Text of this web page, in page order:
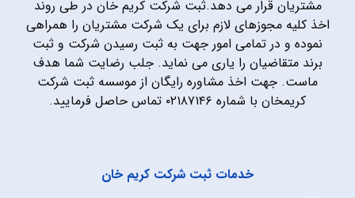
مشتریان قرار می دهد.ثبت شرکت کریم خان در طی روند
اخذ کلیه مجوزهای لازم برای یک شرکت مشتریان را همراهی
نموده و در تمامی امور جهت به ثبت رسیدن شرکت و ثبت
برند متقاضیان را یاری می نماید. جلب رضایت شما هدف
ماست. جهت اخذ مشاوره رایگان از موسسه ثبت شرکت
کریمخان با شماره ۰۲۱۸۷۱۴۶ تماس حاصل فرمایید.
خدمات ثبت شرکت کریم خان